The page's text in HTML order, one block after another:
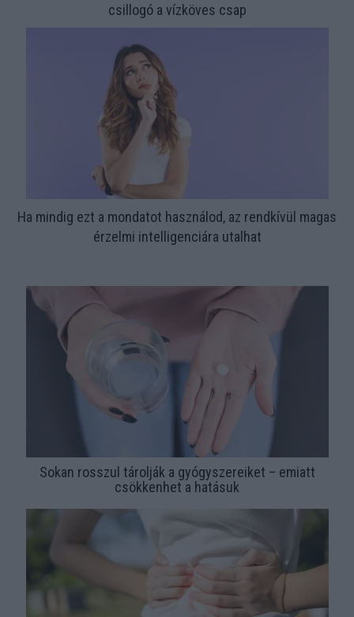
csillogó a vízköves csap
Ha mindig ezt a mondatot használod, az rendkívül magas
érzelmi intelligenciára utalhat
Sokan rosszul tárolják a gyógyszereiket – emiatt
csökkenhet a hatásuk